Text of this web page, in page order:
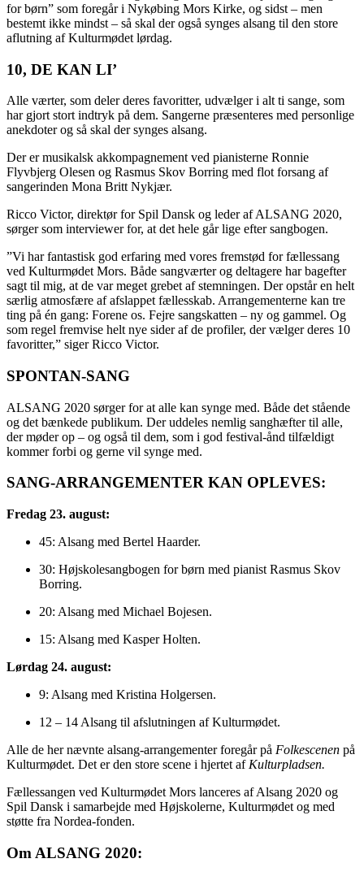
for børn” som foregår i Nykøbing Mors Kirke, og sidst – men
bestemt ikke mindst – så skal der også synges alsang til den store
aflutning af Kulturmødet lørdag.
10, DE KAN LI’
Alle værter, som deler deres favoritter, udvælger i alt ti sange, som
har gjort stort indtryk på dem. Sangerne præsenteres med personlige
anekdoter og så skal der synges alsang.
Der er musikalsk akkompagnement ved pianisterne Ronnie
Flyvbjerg Olesen og Rasmus Skov Borring med flot forsang af
sangerinden Mona Britt Nykjær.
Ricco Victor, direktør for Spil Dansk og leder af ALSANG 2020,
sørger som interviewer for, at det hele går lige efter sangbogen.
”Vi har fantastisk god erfaring med vores fremstød for fællessang
ved Kulturmødet Mors. Både sangværter og deltagere har bagefter
sagt til mig, at de var meget grebet af stemningen. Der opstår en helt
særlig atmosfære af afslappet fællesskab. Arrangementerne kan tre
ting på én gang: Forene os. Fejre sangskatten – ny og gammel. Og
som regel fremvise helt nye sider af de profiler, der vælger deres 10
favoritter,” siger Ricco Victor.
SPONTAN-SANG
ALSANG 2020 sørger for at alle kan synge med. Både det stående
og det bænkede publikum. Der uddeles nemlig sanghæfter til alle,
der møder op – og også til dem, som i god festival-ånd tilfældigt
kommer forbi og gerne vil synge med.
SANG-ARRANGEMENTER KAN OPLEVES:
Fredag 23. august:
45: Alsang med Bertel Haarder.
30: Højskolesangbogen for børn med pianist Rasmus Skov
Borring.
20: Alsang med Michael Bojesen.
15: Alsang med Kasper Holten.
Lørdag 24. august:
9: Alsang med Kristina Holgersen.
12 – 14 Alsang til afslutningen af Kulturmødet.
Alle de her nævnte alsang-arrangementer foregår på Folkescenen på
Kulturmødet. Det er den store scene i hjertet af Kulturpladsen.
Fællessangen ved Kulturmødet Mors lanceres af Alsang 2020 og
Spil Dansk i samarbejde med Højskolerne, Kulturmødet og med
støtte fra Nordea-fonden.
Om ALSANG 2020: